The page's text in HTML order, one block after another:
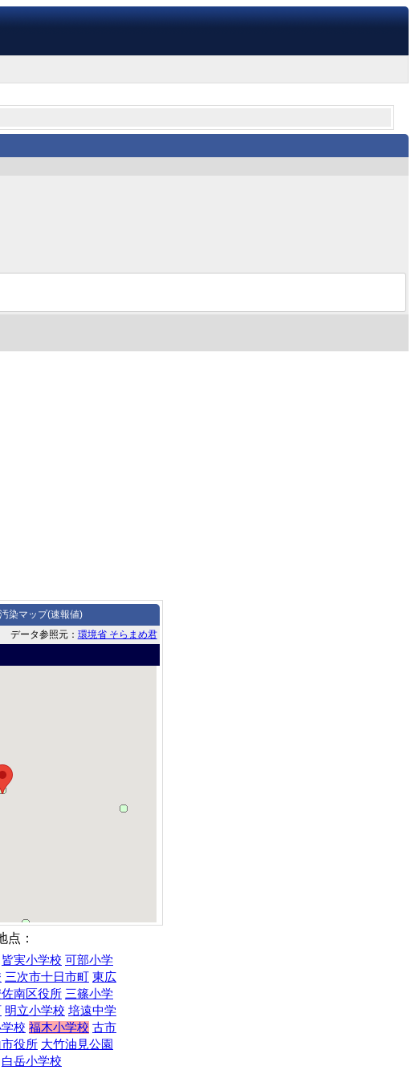
染マップ(速報値)
データ参照元： 環境省 そらまめ君
点：
皆実小学校 可部小学
三次市十日市町 東広
南区役所 三篠小学
明立小学校 培遠中学
校 福木小学校 古市
役所 大竹油見公園
白岳小学校